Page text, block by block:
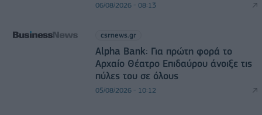
06/08/2026 - 08:13
csrnews.gr
Alpha Bank: Για πρώτη φορά το
Αρχαίο Θέατρο Επιδαύρου άνοιξε τις
πύλες του σε όλους
05/08/2026 - 10:12